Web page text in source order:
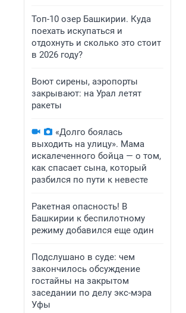
Топ-10 озер Башкирии. Куда
поехать искупаться и
отдохнуть и сколько это стоит
в 2026 году?
Воют сирены, аэропорты
закрывают: на Урал летят
ракеты
«Долго боялась
выходить на улицу». Мама
искалеченного бойца — о том,
как спасает сына, который
разбился по пути к невесте
Ракетная опасность! В
Башкирии к беспилотному
режиму добавился еще один
Подслушано в суде: чем
закончилось обсуждение
гостайны на закрытом
заседании по делу экс-мэра
Уфы